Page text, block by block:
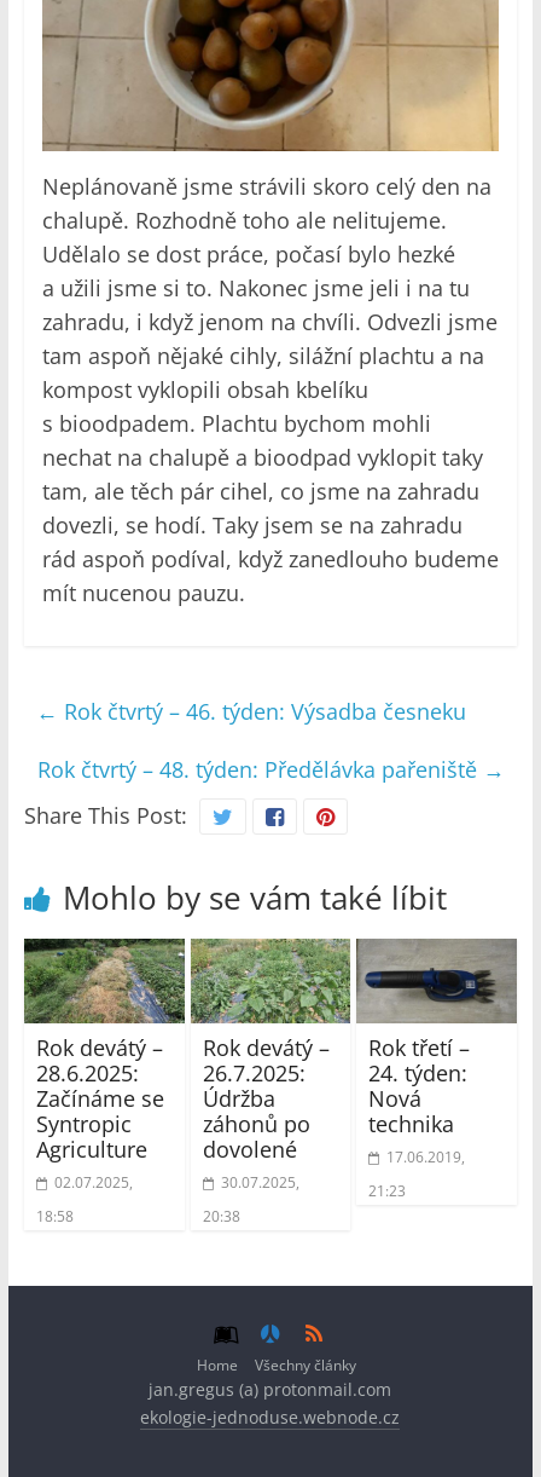
Neplánovaně jsme strávili skoro celý den na
chalupě. Rozhodně toho ale nelitujeme.
Udělalo se dost práce, počasí bylo hezké
a užili jsme si to. Nakonec jsme jeli i na tu
zahradu, i když jenom na chvíli. Odvezli jsme
tam aspoň nějaké cihly, silážní plachtu a na
kompost vyklopili obsah kbelíku
s bioodpadem. Plachtu bychom mohli
nechat na chalupě a bioodpad vyklopit taky
tam, ale těch pár cihel, co jsme na zahradu
dovezli, se hodí. Taky jsem se na zahradu
rád aspoň podíval, když zanedlouho budeme
mít nucenou pauzu.
← Rok čtvrtý – 46. týden: Výsadba česneku
Rok čtvrtý – 48. týden: Předělávka pařeniště →
Share This Post:
Mohlo by se vám také líbit
Rok devátý –
28.6.2025:
Začínáme se
Syntropic
Agriculture
02.07.2025,
18:58
Rok devátý –
26.7.2025:
Údržba
záhonů po
dovolené
30.07.2025,
20:38
Rok třetí –
24. týden:
Nová
technika
17.06.2019,
21:23
Home Všechny články
jan.gregus (a) protonmail.com
ekologie-jednoduse.webnode.cz